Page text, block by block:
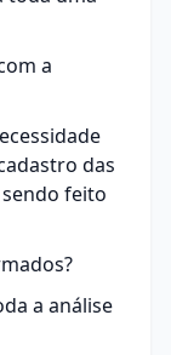
a
das
feito
a análise